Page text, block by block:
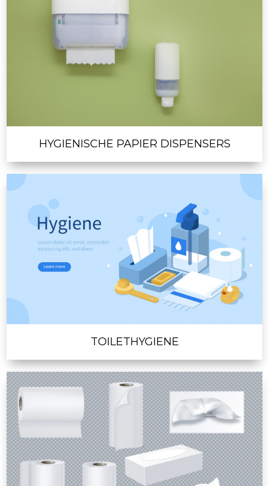
HYGIENISCHE PAPIER DISPENSERS
TOILETHYGIENE